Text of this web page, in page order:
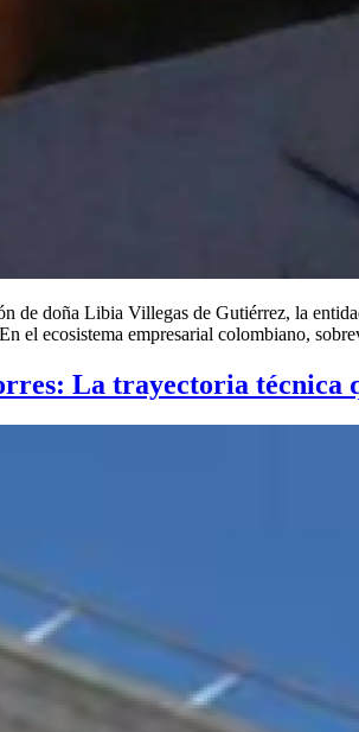
de doña Libia Villegas de Gutiérrez, la
el ecosistema empresarial colombiano,
La trayectoria técnica